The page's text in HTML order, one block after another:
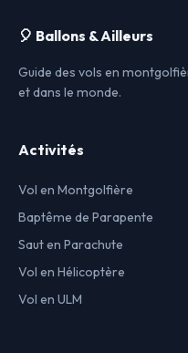
🎈 Ballons & Ailleurs
Guide des vols en
et dans le monde.
Activités
Vol en Montgolfière
Baptême de Parapente
Saut en Parachute
Vol en Hélicoptère
Vol en ULM